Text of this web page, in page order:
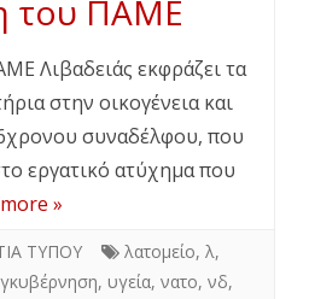
του ΠΑΜΕ
Λιβαδειάς εκφράζει τα
στην οικογένεια και
συναδέλφου, που
εργατικό ατύχημα που
»
ΤΥΠΟΥ λατομείο, λ,
, υγεία, νατο, νδ,